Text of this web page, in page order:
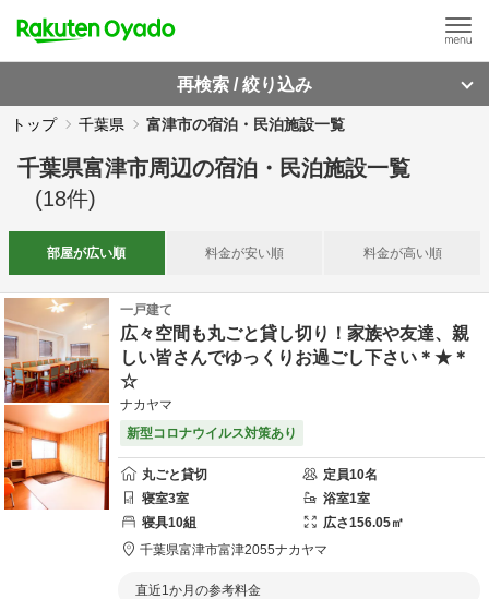
再検索 / 絞り込み
トップ 千葉県 富津市の宿泊・民泊施設一覧
千葉県富津市周辺の宿泊・民泊施設一覧
(18件)
部屋が広い順 料金が安い順 料金が高い順
一戸建て
広々空間も丸ごと貸し切り！家族や友達、親
しい皆さんでゆっくりお過ごし下さい＊★＊
☆
ナカヤマ
新型コロナウイルス対策あり
丸ごと貸切 定員10名
寝室3室 浴室1室
寝具10組 広さ156.05㎡
千葉県富津市富津2055ナカヤマ
直近1か月の参考料金